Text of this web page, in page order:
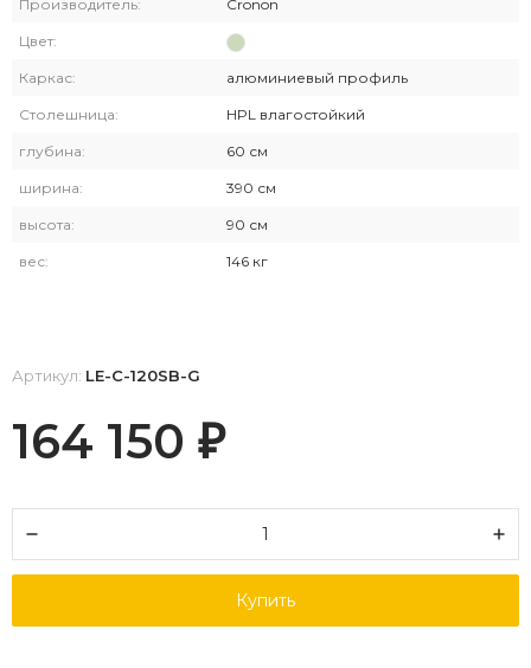
Производитель: Cronon
Цвет:
Каркас: алюминиевый профиль
Столешница: HPL влагостойкий
глубина: 60 см
ширина: 390 см
высота: 90 см
вес: 146 кг
Артикул: LE-C-120SB-G
164 150 ₽
Купить